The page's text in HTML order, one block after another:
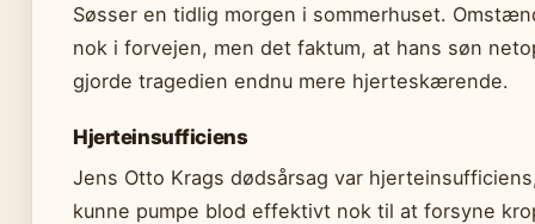
Søsser en tidlig morgen i sommerhuset.
nok i forvejen, men det faktum, at hans søn
gjorde tragedien endnu mere hjerteskærende.
Hjerteinsufficiens
Jens Otto Krags dødsårsag var
kunne pumpe blod effektivt nok til at forsyne